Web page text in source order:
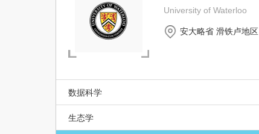
University of Waterloo
安大略省 滑铁卢地区
数据科学
生态学